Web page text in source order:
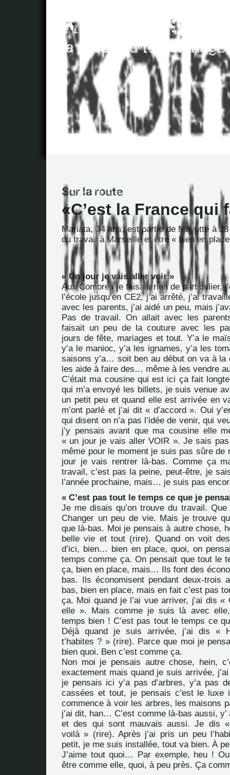
C’est la France qui
Mariata, 34 ans, est partie de Mayotte à
du travail à Marseille et être « bien en
« Un jour je vais aller voir »
Aux Comores je faisais rien de particulier,
l’école jusqu’en CE2, j’ai arrêté, j’ai
avec les parents, j’ai aidé un peu, mais
Pas de travail. On allait avec les
faisait un peu de la couture avec les
jours de fête, mariages et tout. Y’a le
y’a le manioc, y’a les ignames, y’a les
saisons y’a… soit ben au début on va à la
les aide à faire des… même à les vendre
C’était ma cousine qui est ici ça fait
qui m’a envoyé les billets, je suis venue
un petit peu et quand elle est arrivée en
m’ont parlé et j’ai dit « d’accord ». Oui
qui disent on n’a pas l’idée de venir, qui
j’y pensais avant que ma cousine elle
« un jour je vais aller VOIR ». Je sais pas
même pour le moment je suis pas sûre de
jour je vais rentrer là-bas. Comme ça
travail, c’est pas la peine, peut-être, je
l’année prochaine, mais… je suis pas
« C’est pas tout le temps ce que je
Je me disais qu’on trouve du travail.
Changer un peu de vie. Mais je trouve
que là-bas. Moi je pensais à autre chose,
belle vie et tout (rire). Quand on voit
d’ici, bien… bien en place, quoi, on
temps comme ça. On pensait que tout le
ça, bien en place, mais… Ils font des
bas. Ils économisent pendant deux-trois
bas, bien en place, mais en fait c’est pas
ça. Moi quand je l’ai vue arriver, j’ai dis
elle ». Mais comme je suis là avec
temps bien ! C’est pas tout le temps ce
Déjà quand je suis arrivée, j’ai dis «
t’habites ? » (rire). Parce que moi je
bien quoi. Ben c’est comme ça.
Non moi je pensais autre chose, hein,
exactement mais quand je suis arrivée,
je pensais ici y’a pas d’arbres, y’a pas
cassées et tout, je pensais c’est le
commence à voir les arbres, les maisons
j’ai dit, han… C’est comme là-bas aussi,
et des qui sont mauvais aussi. Je dis
voilà » (rire). Après j’ai pris un peu
petit, je me suis installée, tout va bien. À
J’aime tout quoi… Par exemple, heu !
être comme elle, quoi, à peu près. Ça